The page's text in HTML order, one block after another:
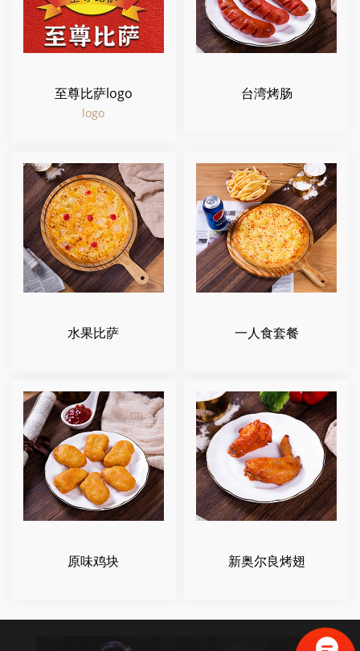
至尊比萨logo
logo
台湾烤肠
水果比萨 一人食套餐
原味鸡块 新奥尔良烤翅